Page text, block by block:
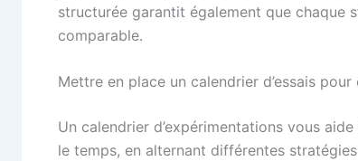
structurée garantit également que chaque
comparable.
Mettre en place un calendrier d’essais
Un calendrier d’expérimentations vous
le temps, en alternant différentes